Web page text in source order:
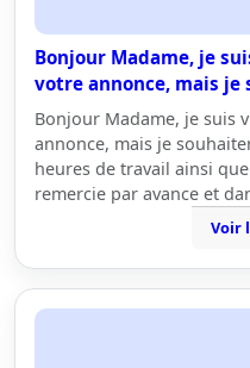
Bonjour Madame, je
votre annonce, mais
Bonjour Madame, je suis
annonce, mais je
heures de travail ainsi
remercie par avance et
Voir